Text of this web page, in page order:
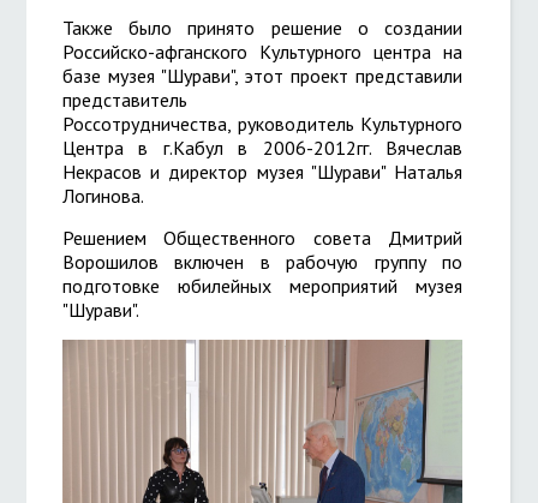
Также было принято решение о создании
Российско-афганского Культурного центра на
базе музея "Шурави", этот проект представили
представитель
Россотрудничества, руководитель Культурного
Центра в г.Кабул в 2006-2012гг. Вячеслав
Некрасов и директор музея "Шурави" Наталья
Логинова.
Решением Общественного совета Дмитрий
Ворошилов включен в рабочую группу по
подготовке юбилейных мероприятий музея
"Шурави".